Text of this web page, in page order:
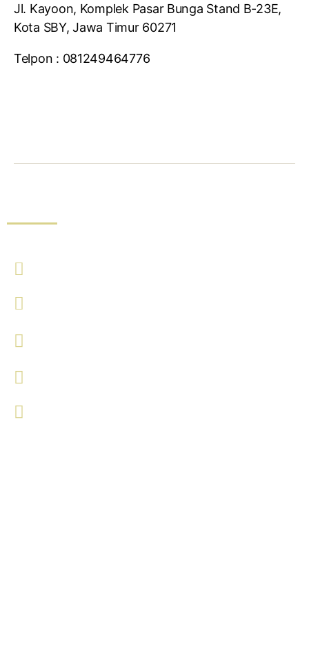
Jl. Kayoon, Komplek Pasar Bunga Stand B-23E,
Kota SBY, Jawa Timur 60271
Telpon : 081249464776